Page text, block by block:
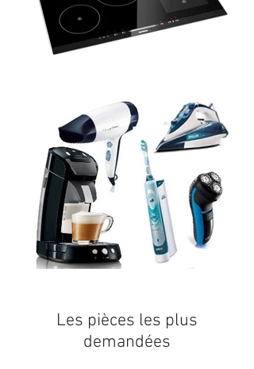
Les pièces les plus
demandées